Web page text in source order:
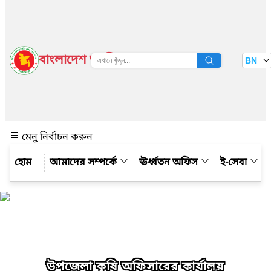
বাংলাদেশ জাতীয় তথ্য বাতায়ন BN
মেনু নির্বাচন করুন
আমাদের সম্পর্কে
ঊর্ধ্বতন অফিস ই-সেবা
উপজেলা কৃষি অফিসারের কার্যালয়